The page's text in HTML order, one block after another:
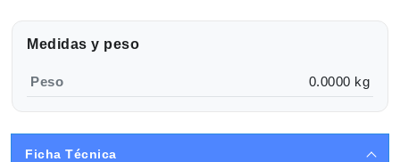
Medidas y peso
Peso 0.0000 kg
Ficha Técnica